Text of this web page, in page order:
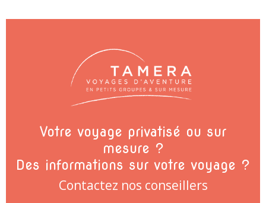
Votre voyage privatisé ou sur
mesure ?
Des informations sur votre voyage ?
Contactez nos conseillers